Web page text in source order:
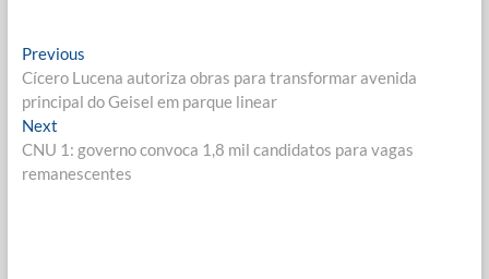
Navegação
de
Post
PreviousPrevious
post:
Cícero Lucena autoriza obras para transformar avenida
principal do Geisel em parque linear
NextNext
post:
CNU 1: governo convoca 1,8 mil candidatos para vagas
remanescentes